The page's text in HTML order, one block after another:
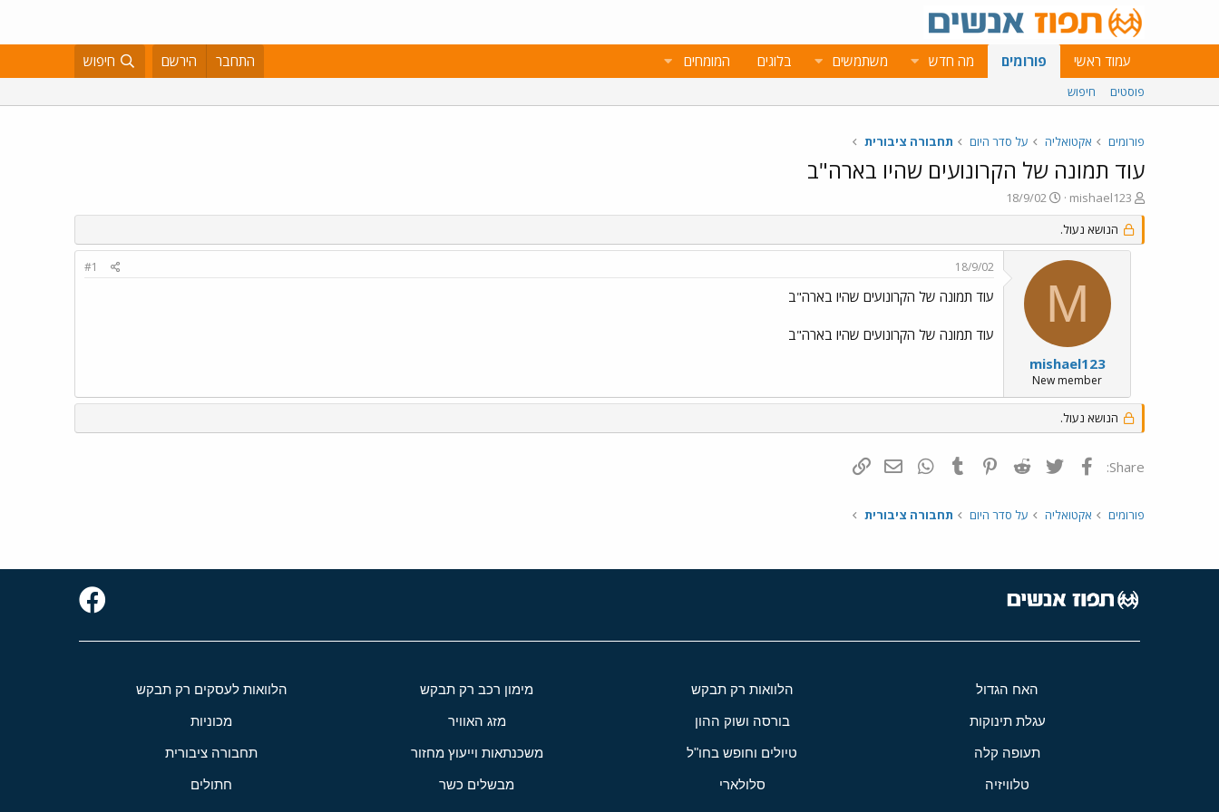
עמוד ראשי פורומים מה חדש משתמשים בלוגים המומחים התחבר הירשם חיפוש
פוסטים חיפוש
פורומים אקטואליה על סדר היום תחבורה ציבורית
עוד תמונה של הקרונועים שהיו בארה"ב
פ
ו
ת
ח
mishael123
פ
ו
ס
ם
י
ך
18/9/02
הנושא נעול.
M
mishael123
New member
18/9/02
#1
עוד תמונה של הקרונועים שהיו בארה"ב
עוד תמונה של הקרונועים שהיו בארה"ב
הנושא נעול.
Share: פייסבוק Twitter
Reddit
Pinterest
Tumblr
WhatsAppדואר אלקטרוני
פורומים אקטואליה על סדר היום תחבורה ציבורית
האח הגדול הלוואות רק תבקש מימון רכב רק תבקש הלוואות לעסקים רק תבקש
עגלת תינוקות בורסה ושוק ההון מזג האוויר מכוניות
תעופה קלה טיולים וחופש בחו"ל משכנתאות וייעוץ מחזור תחבורה ציבורית
טלוויזיה סלולארי מבשלים כשר חתולים